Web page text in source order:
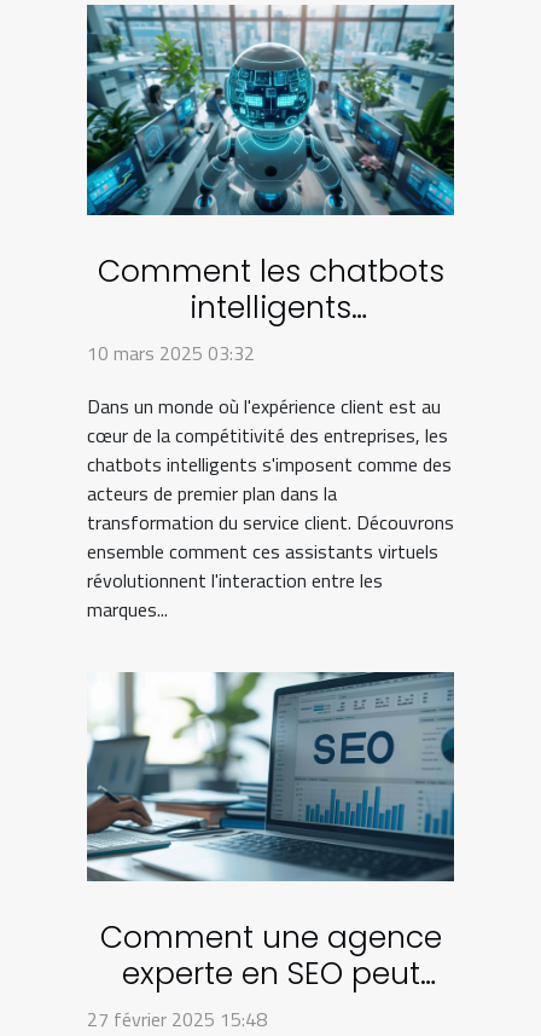
Comment les chatbots
intelligents
transforment le service
10 mars 2025 03:32
Dans un monde où l'expérience client est au
cœur de la compétitivité des entreprises, les
chatbots intelligents s'imposent comme des
acteurs de premier plan dans la
transformation du service client. Découvrons
ensemble comment ces assistants virtuels
révolutionnent l'interaction entre les
marques...
Comment une agence
experte en SEO peut
transformer votre
27 février 2025 15:48